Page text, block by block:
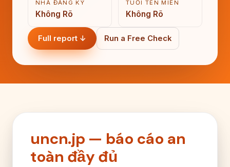
NHÀ ĐĂNG KÝ
Không Rõ
TUỔI TÊN MIỀN
Không Rõ
Full report ↓ Run a Free Check
uncn.jp — báo cáo an
toàn đầy đủ